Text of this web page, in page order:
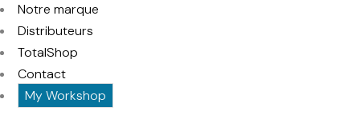
Notre marque
Distributeurs
TotalShop
Contact
My Workshop